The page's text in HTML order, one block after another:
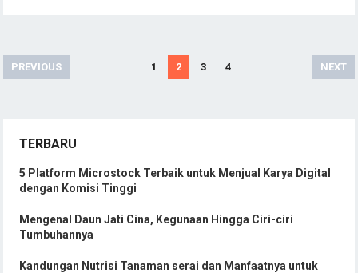
Posts
navigation
PREVIOUS 1 2 3 4 NEXT
TERBARU
5 Platform Microstock Terbaik untuk Menjual Karya Digital
dengan Komisi Tinggi
Mengenal Daun Jati Cina, Kegunaan Hingga Ciri-ciri
Tumbuhannya
Kandungan Nutrisi Tanaman serai dan Manfaatnya untuk